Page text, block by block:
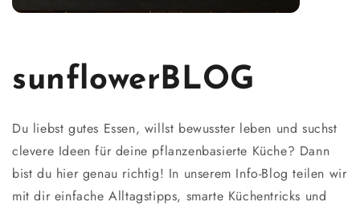
sunflowerBLOG
Du liebst gutes Essen, willst bewusster leben und suchst
clevere Ideen für deine pflanzenbasierte Küche? Dann
bist du hier genau richtig! In unserem Info-Blog teilen wir
mit dir einfache Alltagstipps, smarte Küchentricks und